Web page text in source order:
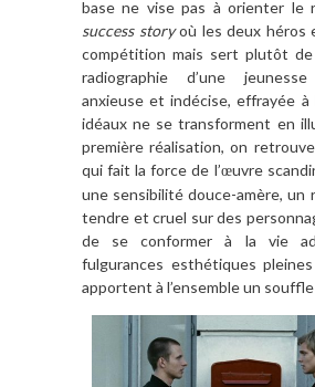
base ne vise pas à orienter le
success storyoù les deux héros
compétition mais sert plutôt
radiographie d’une
anxieuse et indécise, effrayée à
idéaux ne se transforment en
première réalisation, on
qui fait la force de l’œuvre
une sensibilité douce-amère, un
tendre et cruel sur des
de se conformer à la vie
fulgurances esthétiques pleines
apportent à l’ensemble un